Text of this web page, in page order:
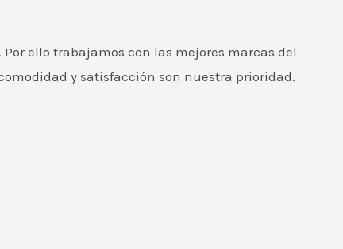
ello trabajamos con las mejores marcas del
y satisfacción son nuestra prioridad.